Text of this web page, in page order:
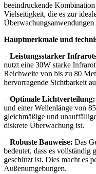
beeindruckende
Vielseitigkeit, die es zur
Überwachungsanwendungen
Hauptmerkmale und
– Leistungsstarker
nutzt eine 30W starke
Reichweite von bis zu 80
hervorragende Sichtbarkeit
– Optimale Lichtverteilung:
und einer Wellenlänge von
gleichmäßige und
diskrete Überwachung ist.
– Robuste Bauweise: Das
bedeutet, dass es vollständig
geschützt ist. Dies macht es
Außenumgebungen.